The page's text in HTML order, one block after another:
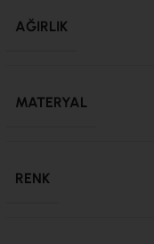
AĞIRLIK
MATERYAL
RENK